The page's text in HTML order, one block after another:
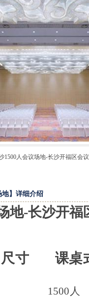
沙1500人会议场地-长沙开福区会
地】详细介绍
-长沙开福
课桌
1500